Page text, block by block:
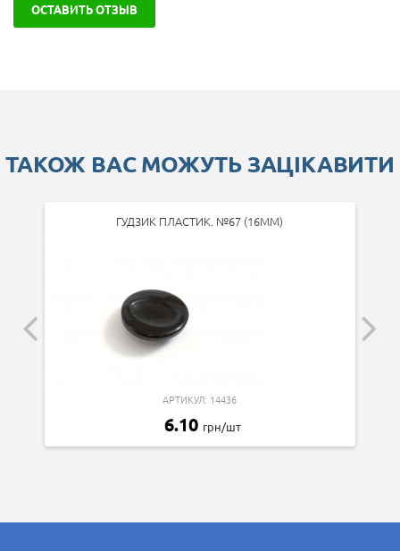
ОСТАВИТЬ ОТЗЫВ
ТАКОЖ ВАС МОЖУТЬ ЗАЦІКАВИТИ
ГУДЗИК ПЛАСТИК. №67 (16ММ)
АРТИКУЛ: 14436
6.10 грн/шт